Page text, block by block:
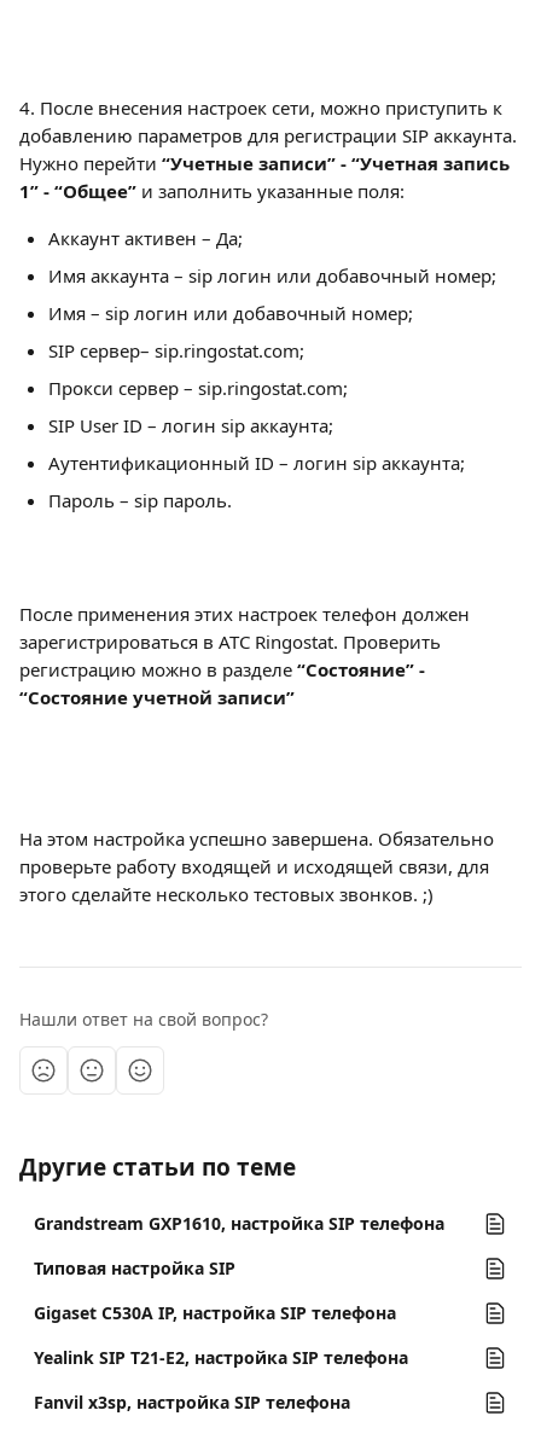
4. После внесения настроек сети, можно приступить к
добавлению параметров для регистрации SIP аккаунта.
Нужно перейти “Учетные записи” - “Учетная запись
1” - “Общее” и заполнить указанные поля:
Аккаунт активен – Да;
Имя аккаунта – sip логин или добавочный номер;
Имя – sip логин или добавочный номер;
SIP сервер– sip.ringostat.com;
Прокси сервер – sip.ringostat.com;
SIP User ID – логин sip аккаунта;
Аутентификационный ID – логин sip аккаунта;
Пароль – sip пароль.
После применения этих настроек телефон должен
зарегистрироваться в АТС Ringostat. Проверить
регистрацию можно в разделе “Состояние” -
“Состояние учетной записи”
На этом настройка успешно завершена. Обязательно
проверьте работу входящей и исходящей связи, для
этого сделайте несколько тестовых звонков. ;)
Нашли ответ на свой вопрос?
Другие статьи по теме
Grandstream GXP1610, настройка SIP телефона
Типовая настройка SIP
Gigaset C530A IP, настройка SIP телефона
Yealink SIP T21-E2, настройка SIP телефона
Fanvil x3sp, настройка SIP телефона